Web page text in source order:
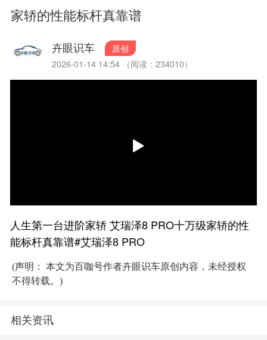
家轿的性能标杆真靠谱
卉眼识车
原创
2026-01-14 14:54 （阅读：234010）
人生第一台进阶家轿 艾瑞泽8 PRO十万级家轿的性
能标杆真靠谱#艾瑞泽8 PRO
(声明： 本文为百咖号作者卉眼识车原创内容，未经授权
不得转载。)
相关资讯